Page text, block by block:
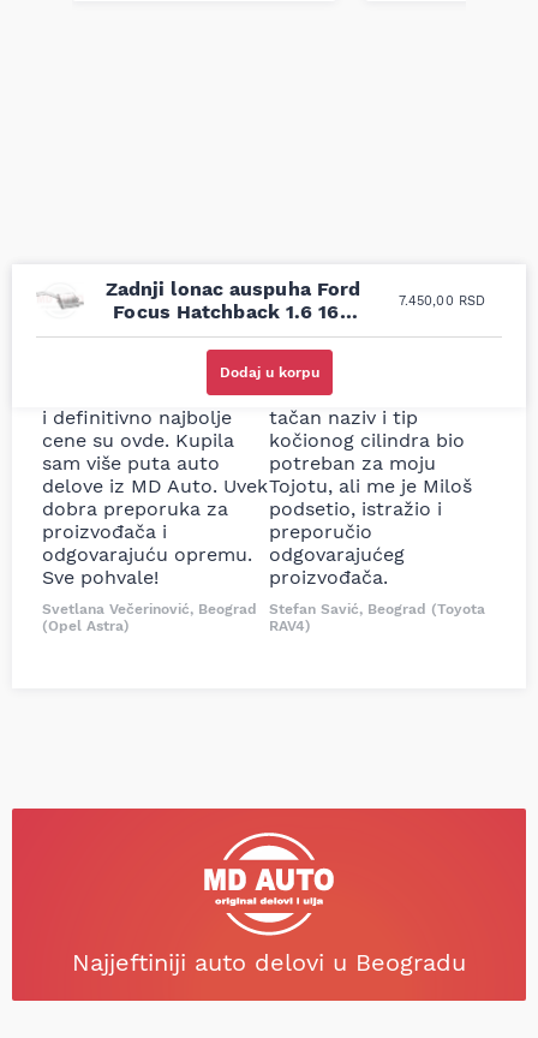
Zadnji lonac auspuha Ford
Focus Hatchback 1.6 16V
98-02
7.450,00 RSD
Dodaj u korpu
Uporedila sam sve
prodavnice auto delova
i definitivno najbolje
cene su ovde. Kupila
sam više puta auto
delove iz MD Auto. Uvek
dobra preporuka za
proizvođača i
odgovarajuću opremu.
Sve pohvale!
Svetlana Večerinović, Beograd
(Opel Astra)
Odlična usluga i
ljubazni prodavci.
Nisam bio siguran koji je
tačan naziv i tip
kočionog cilindra bio
potreban za moju
Tojotu, ali me je Miloš
podsetio, istražio i
preporučio
odgovarajućeg
proizvođača.
Stefan Savić, Beograd (Toyota
RAV4)
Najjeftiniji auto delovi u Beogradu